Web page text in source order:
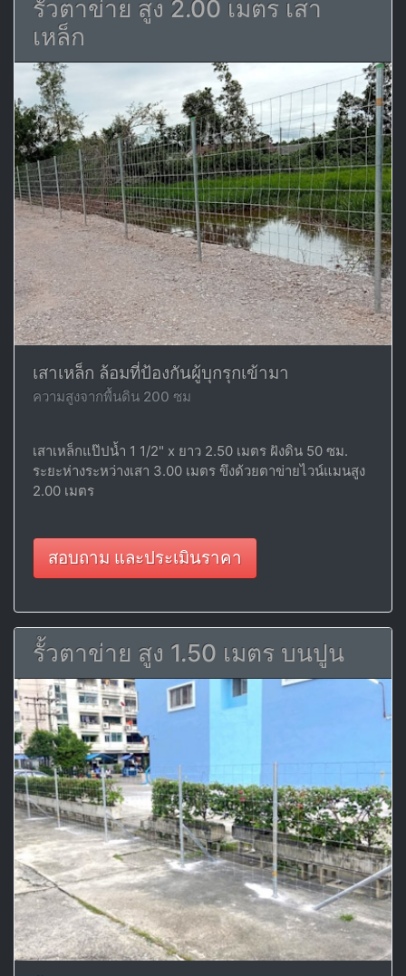
รั้วตาข่าย สูง 2.00 เมตร เสา
เหล็ก
เสาเหล็ก ล้อมที่ป้องกันผู้บุกรุกเข้ามา
ความสูงจากพื้นดิน 200 ซม
เสาเหล็กแป๊ปน้ำ 1 1/2" x ยาว 2.50 เมตร ฝังดิน 50 ซม.
ระยะห่างระหว่างเสา 3.00 เมตร ขึงด้วยตาข่ายไวน์แมนสูง
2.00 เมตร
สอบถาม และประเมินราคา
รั้วตาข่าย สูง 1.50 เมตร บนปูน